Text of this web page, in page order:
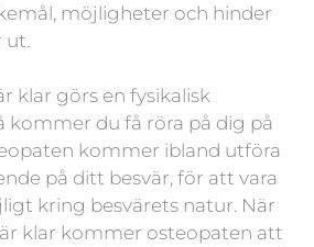
möjligheter och hinder
ut.
klar görs en fysikalisk
kommer du få röra på dig på
kommer ibland utföra
på ditt besvär, för att vara
kring besvärets natur. När
klar kommer osteopaten att